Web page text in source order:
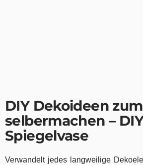
DIY Dekoideen zum
selbermachen – DIY
Spiegelvase
Verwandelt jedes langweilige